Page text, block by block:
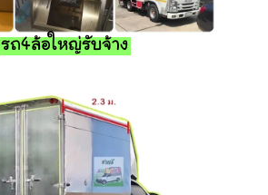
รถ4ล้อใหญ่รับจ้าง